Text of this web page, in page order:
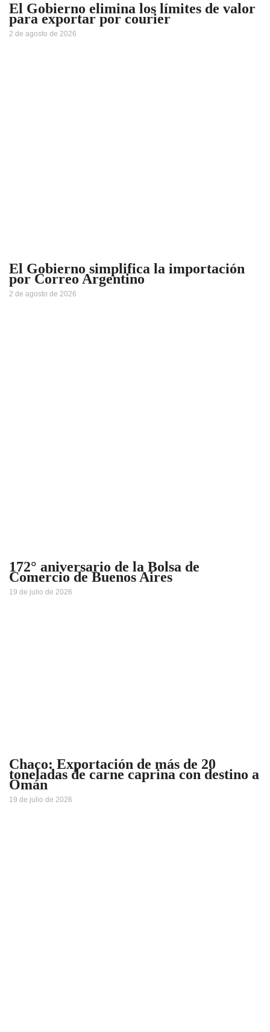
El Gobierno elimina los límites de valor
para exportar por courier
2 de agosto de 2026
El Gobierno simplifica la importación
por Correo Argentino
2 de agosto de 2026
172° aniversario de la Bolsa de
Comercio de Buenos Aires
19 de julio de 2026
Chaco: Exportación de más de 20
toneladas de carne caprina con destino a
Omán
19 de julio de 2026